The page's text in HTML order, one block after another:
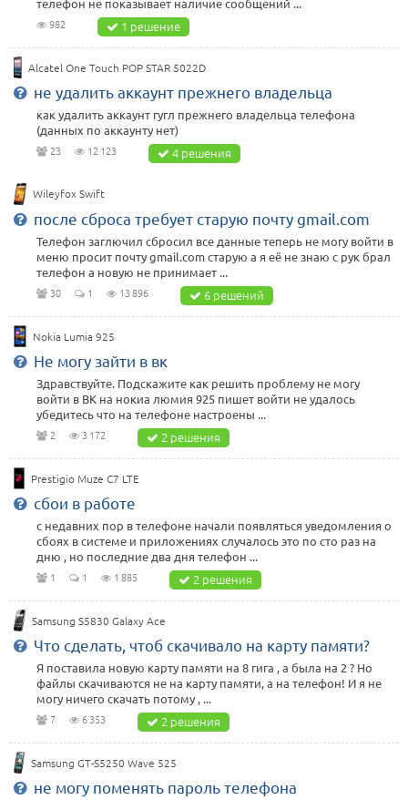
телефон не показывает наличие сообщений ...
982 1 решение
Alcatel One Touch POP STAR 5022D
не удалить аккаунт прежнего владельца
как удалить аккаунт гугл прежнего владельца телефона
(данных по аккаунту нет)
23 12 123 4 решения
Wileyfox Swift
после сброса требует старую почту gmail.com
Телефон заглючил сбросил все данные теперь не могу войти в
меню просит почту gmail.com старую а я её не знаю с рук брал
телефон а новую не принимает ...
30 1 13 896 6 решений
Nokia Lumia 925
Не могу зайти в вк
Здравствуйте. Подскажите как решить проблему не могу
войти в ВК на нокиа люмия 925 пишет войти не удалось
убедитесь что на телефоне настроены ...
2 3 172 2 решения
Prestigio Muze C7 LTE
сбои в работе
с недавних пор в телефоне начали появляться уведомления о
сбоях в системе и приложениях случалось это по сто раз на
дню , но последние два дня телефон ...
1 1 1 885 2 решения
Samsung S5830 Galaxy Ace
Что сделать, чтоб скачивало на карту памяти?
Я поставила новую карту памяти на 8 гига , а была на 2 ? Но
файлы скачиваются не на карту памяти, а на телефон! И я не
могу ничего скачать потому , ...
7 6 353 2 решения
Samsung GT-S5250 Wave 525
не могу поменять пароль телефона